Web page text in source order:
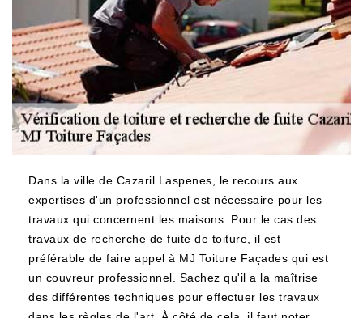
Dans la ville de Cazaril Laspenes, le recours aux
expertises d'un professionnel est nécessaire pour les
travaux qui concernent les maisons. Pour le cas des
travaux de recherche de fuite de toiture, il est
préférable de faire appel à MJ Toiture Façades qui est
un couvreur professionnel. Sachez qu'il a la maîtrise
des différentes techniques pour effectuer les travaux